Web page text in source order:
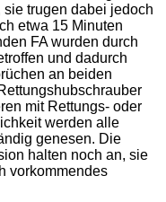
trugen dabei jedoch
etwa 15 Minuten
FA wurden durch
und dadurch
an beiden
mit Rettungs- oder
werden alle
genesen. Die
halten noch an, sie
vorkommendes